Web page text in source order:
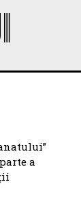
a